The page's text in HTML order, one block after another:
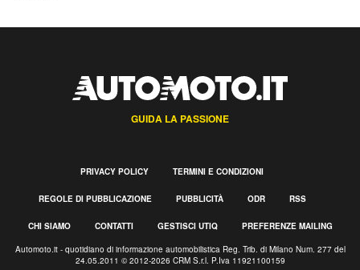
GUIDA LA PASSIONE
PRIVACY POLICY TERMINI E CONDIZIONI
REGOLE DI PUBBLICAZIONE PUBBLICITÀ ODR RSS
CHI SIAMO CONTATTI GESTISCI UTIQ PREFERENZE MAILING
Automoto.it - quotidiano di informazione automobilistica Reg. Trib. di Milano Num. 277 del
24.05.2011 © 2012-2026 CRM S.r.l. P.Iva 11921100159